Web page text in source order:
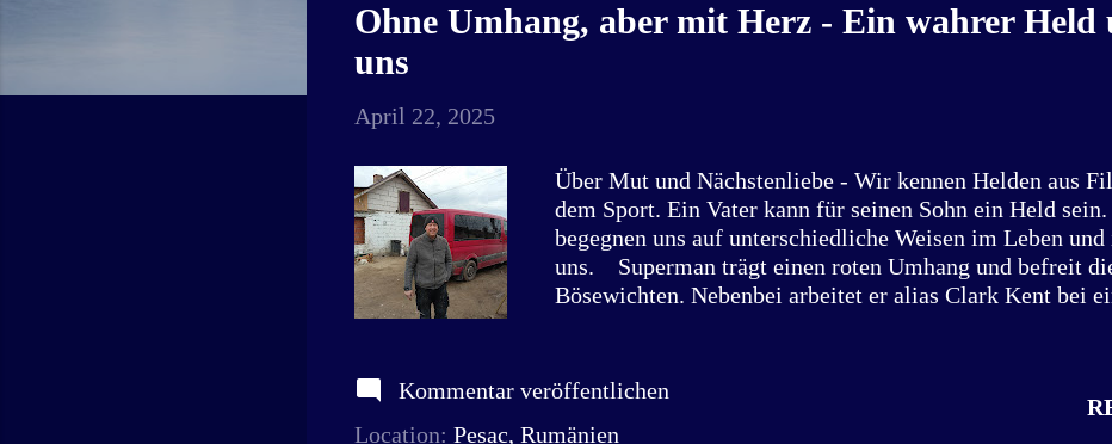
s
Ohne Umhang, aber mit Herz - Ein wahrer Held
uns
April 22, 2025
Über Mut und Nächstenliebe - Wir kennen Helden aus
dem Sport. Ein Vater kann für seinen Sohn ein Held
begegnen uns auf unterschiedliche Weisen im Leben
uns. Superman trägt einen roten Umhang und befreit
Bösewichten. Nebenbei arbeitet er alias Clark Kent bei
Hoppe (42) in Uttenhofen, Baden-Württemberg. Er ist
Berufsfeuerwehrmann in Stuttgart, Oberlöschmeister
Feuerwehr Rosengarten, Ehrenamtler bei M.U.T. –
Kommentar veröffentlichen
Location: Pesac, Rumänien